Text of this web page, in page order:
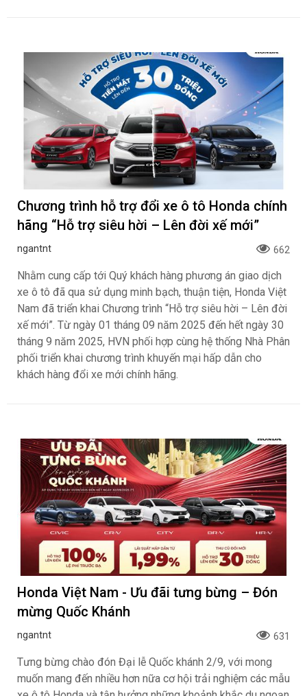
Chương trình hỗ trợ đổi xe ô tô Honda chính
hãng “Hỗ trợ siêu hời – Lên đời xế mới”
ngantnt 662
Nhằm cung cấp tới Quý khách hàng phương án giao dịch
xe ô tô đã qua sử dụng minh bạch, thuận tiện, Honda Việt
Nam đã triển khai Chương trình “Hỗ trợ siêu hời – Lên đời
xế mới”. Từ ngày 01 tháng 09 năm 2025 đến hết ngày 30
tháng 9 năm 2025, HVN phối hợp cùng hệ thống Nhà Phân
phối triển khai chương trình khuyến mại hấp dẫn cho
khách hàng đổi xe mới chính hãng.
Honda Việt Nam - Ưu đãi tưng bừng – Đón
mừng Quốc Khánh
ngantnt 631
Tưng bừng chào đón Đại lễ Quốc khánh 2/9, với mong
muốn mang đến nhiều hơn nữa cơ hội trải nghiệm các mẫu